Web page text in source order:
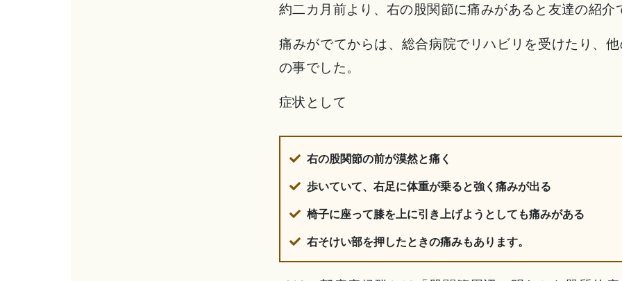
約二カ月前より、右の股関節に痛みがあると友達の紹
痛みがでてからは、総合病院でリハビリを受けたり、
の事でした。
症状として
右の股関節の前が漠然と痛く
歩いていて、右足に体重が乗ると強く痛みが出る
椅子に座って膝を上に引き上げようとしても痛みがある
右そけい部を押したときの痛みもあります。